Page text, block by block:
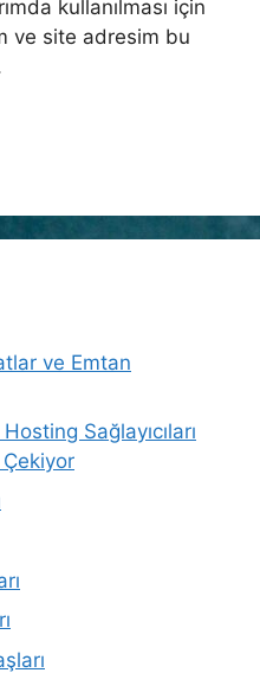
kullanılması için
ve site adresim bu
ve Emtan
Sağlayıcıları